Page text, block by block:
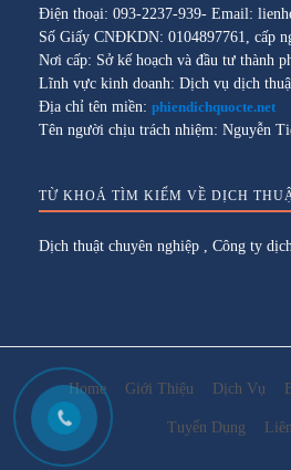
Điện thoại: 093-2237-939- Email:
Số Giấy CNĐKDN: 0104897761, cấp
Nơi cấp: Sở kế hoạch và đầu tư thành
Lĩnh vực kinh doanh: Dịch vụ dịch
Địa chỉ tên miền: phiendichquocte.net
Tên người chịu trách nhiệm: Nguyễn
TỪ KHOÁ TÌM KIẾM VỀ DỊCH
Dịch thuật chuyên nghiệp Công ty
Home Giới Thiệu Dịch Vụ
Tuyển Dụng